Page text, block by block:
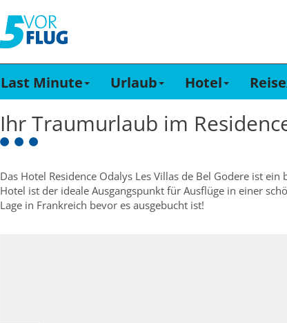
Last Minute Urlaub Hotel
Ihr Traumurlaub im
Das Hotel Residence Odalys Les Villas de Bel Godere ist
Hotel ist der ideale Ausgangspunkt für Ausflüge in einer
Lage in Frankreich bevor es ausgebucht ist!